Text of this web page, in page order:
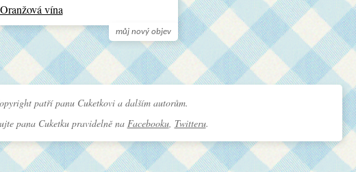
můj nový objev
Oranžová vína
patří panu Cuketkovi a dalším autorům.
pana Cuketku pravidelně na Facebooku, Twitteru.